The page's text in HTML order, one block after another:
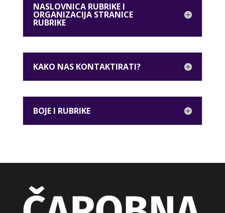
NASLOVNICA RUBRIKE I
ORGANIZACIJA STRANICE
RUBRIKE
KAKO NAS KONTAKTIRATI?
BOJE I RUBRIKE